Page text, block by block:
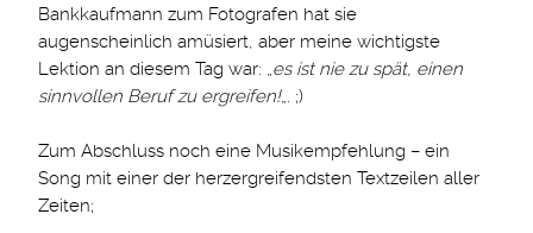
Bankkaufmann zum Fotografen hat sie
augenscheinlich amüsiert, aber meine wichtigste
Lektion an diesem Tag war: „es ist nie zu spät, einen
sinnvollen Beruf zu ergreifen!„. ;)
Zum Abschluss noch eine Musikempfehlung – ein
Song mit einer der herzergreifendsten Textzeilen aller
Zeiten;